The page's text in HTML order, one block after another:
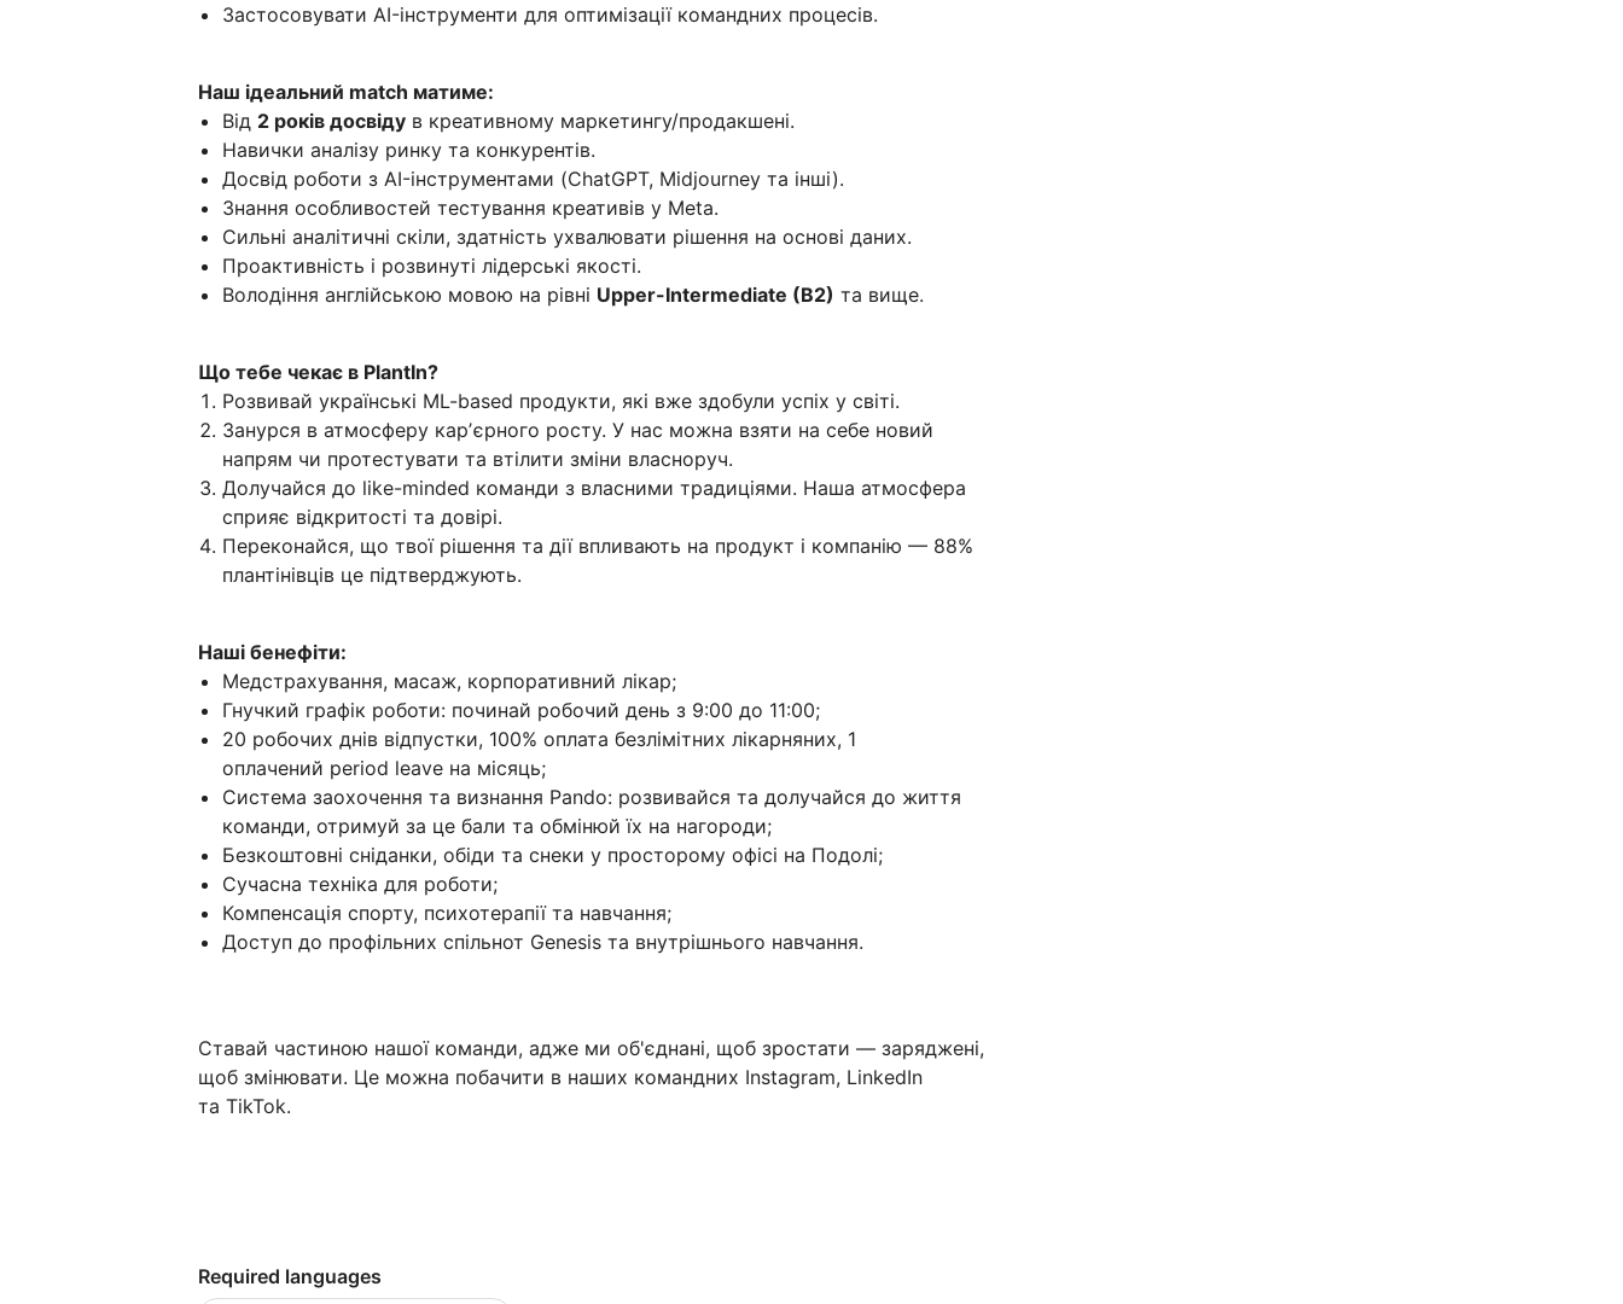
Застосовувати AI-інструменти для оптимізації командних процесів.
Наш ідеальний match матиме:
Від 2 років досвіду в креативному маркетингу/продакшені.
Навички аналізу ринку та конкурентів.
Досвід роботи з AI-інструментами (ChatGPT, Midjourney та інші).
Знання особливостей тестування креативів у Meta.
Сильні аналітичні скіли, здатність ухвалювати рішення на основі даних.
Проактивність і розвинуті лідерські якості.
Володіння англійською мовою на рівні Upper-Intermediate (B2) та вище.
Що тебе чекає в PlantIn?
Розвивай українські ML-based продукти, які вже здобули успіх у світі.
Занурся в атмосферу карʼєрного росту. У нас можна взяти на себе новий
напрям чи протестувати та втілити зміни власноруч.
Долучайся до like-minded команди з власними традиціями. Наша атмосфера
сприяє відкритості та довірі.
Переконайся, що твої рішення та дії впливають на продукт і компанію — 88%
плантінівців це підтверджують.
Наші бенефіти:
Медстрахування, масаж, корпоративний лікар;
Гнучкий графік роботи: починай робочий день з 9:00 до 11:00;
20 робочих днів відпустки, 100% оплата безлімітних лікарняних, 1
оплачений period leave на місяць;
Система заохочення та визнання Pando: розвивайся та долучайся до життя
команди, отримуй за це бали та обмінюй їх на нагороди;
Безкоштовні сніданки, обіди та снеки у просторому офісі на Подолі;
Сучасна техніка для роботи;
Компенсація спорту, психотерапії та навчання;
Доступ до профільних спільнот Genesis та внутрішнього навчання.
Ставай частиною нашої команди, адже ми об'єднані, щоб зростати — заряджені,
щоб змінювати. Це можна побачити в наших командних Instagram, LinkedIn
та TikTok.
Required languages